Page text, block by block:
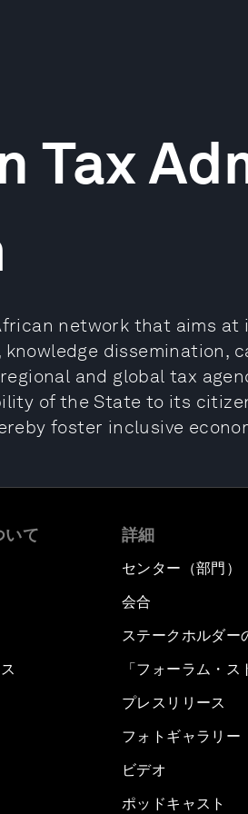
Tax
network that aims
dissemination,
and global tax
of the State to its
foster inclusive
いて 詳細
センター（部門）
会合
ステークホルダー
「フォーラム・ス
プレスリリース
フォトギャラリー
ビデオ
ポッドキャスト